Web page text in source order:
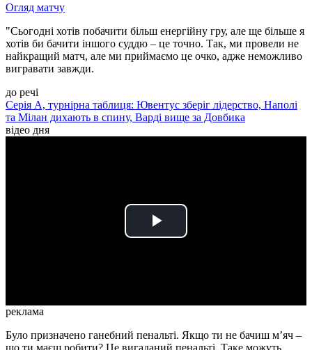
Огляд матчу
"Сьогодні хотів побачити більш енергійну гру, але ще більше я
хотів би бачити іншого суддю – це точно. Так, ми провели не
найкращий матч, але ми приймаємо це очко, адже неможливо
вигравати завжди.
до речі
Серія А, турнірна таблиця: Ювентус зберіг лідерство, Наполі
та Мілан дихають в спину, Варді вище за Довбика
відео дня
Play
реклама
Було призначено ганебний пенальті. Якщо ти не бачиш м’яч –